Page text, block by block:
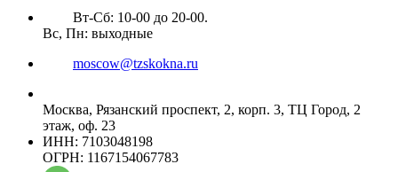
Вт-Сб: 10-00 до 20-00.
Вс, Пн: выходные
moscow@tzskokna.ru
Москва, Рязанский проспект, 2, корп. 3, ТЦ Город, 2
этаж, оф. 23
ИНН: 7103048198
ОГРН: 1167154067783